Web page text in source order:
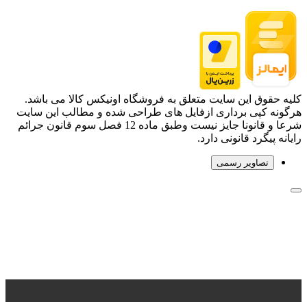
کلیه حقوق این سایت متعلق به فروشگاه اونیکس کالا می باشد.
هرگونه کپی برداری ازفایل های طراحی شده و مطالب این سایت
شرعا و قانونا جایز نیست وطبق ماده 12 فصل سوم قانون جرائم
رایانه پیگرد قانونی دارد.
تصاویر رسمی